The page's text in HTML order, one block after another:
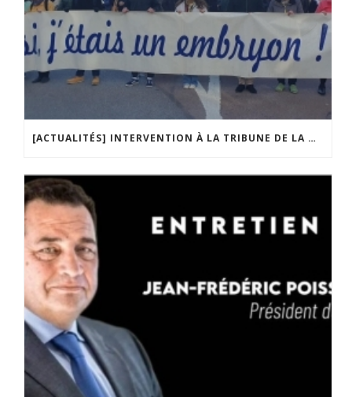
[ACTUALITÉS] INTERVENTION À LA TRIBUNE DE LA MOBILISATION CONTRE LA CONSTITUTIONNALISATION DE L’IVG